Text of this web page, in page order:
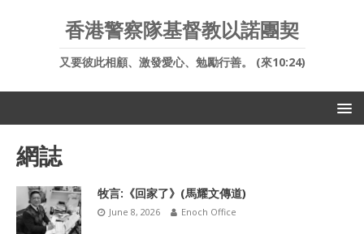
香港警察隊基督教以諾團契
又要彼此相顧、激發愛心、勉勵行善。 (來10:24)
網誌
牧言:《回家了》(馬耀文傳道)
June 8, 2026 Enoch Office